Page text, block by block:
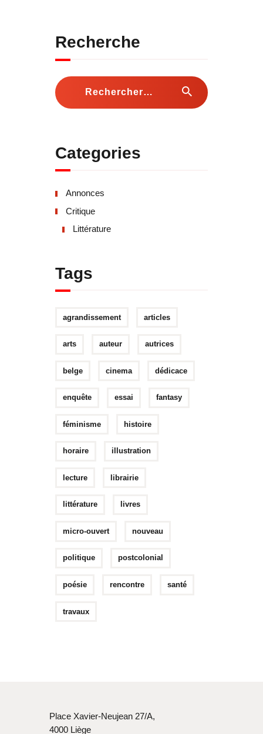
Recherche
Rechercher :
Categories
Annonces
Critique
Littérature
Tags
agrandissement articles
arts auteur autrices
belge cinema dédicace
enquête essai fantasy
féminisme histoire
horaire illustration
lecture librairie
littérature livres
micro-ouvert nouveau
politique postcolonial
poésie rencontre santé
travaux
Place Xavier-Neujean 27/A,
4000 Liège